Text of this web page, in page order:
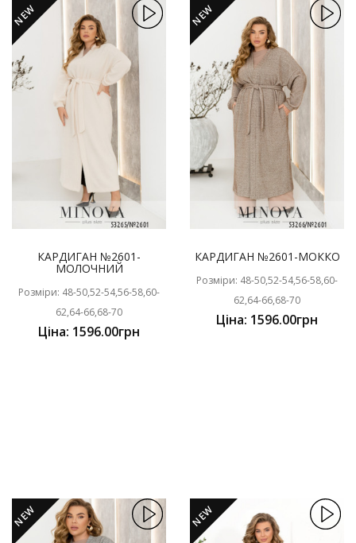
NEW
КАРДИГАН №2601-
МОЛОЧНИЙ
Розміри: 48-50,52-54,56-58,60-
62,64-66,68-70
Ціна: 1596.00грн
NEW
КАРДИГАН №2601-МОККО
Розміри: 48-50,52-54,56-58,60-
62,64-66,68-70
Ціна: 1596.00грн
NEW NEW